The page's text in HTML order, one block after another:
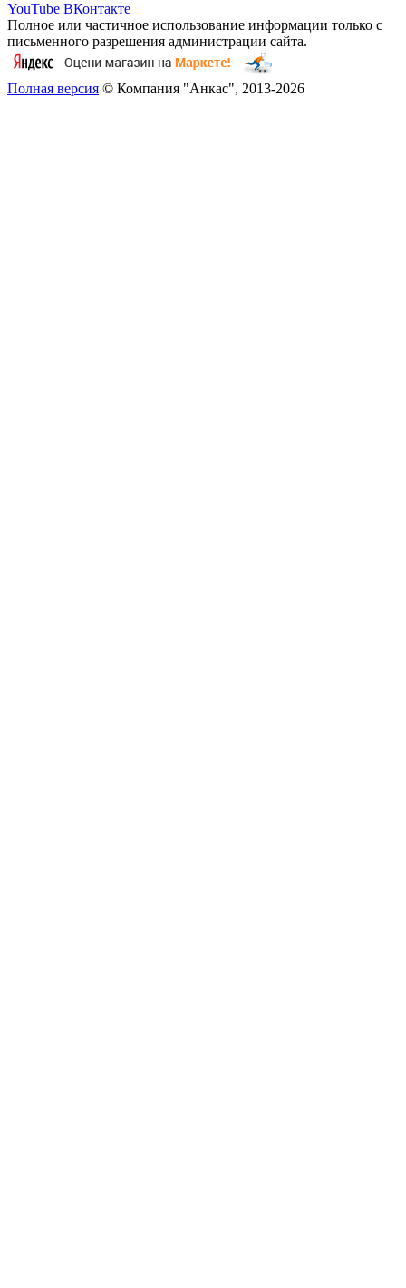
YouTube ВКонтакте
Полное или частичное использование информации только с
письменного разрешения администрации сайта.
Полная версия © Компания "Анкас", 2013-2026